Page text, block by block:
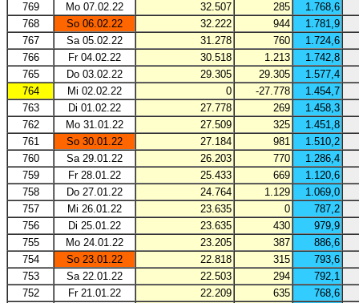
769
Mo 07.02.22 32.507 285
1.768,6
768
So 06.02.22 32.222 944
1.781,9
767
Sa 05.02.22 31.278 760
1.724,6
766
Fr 04.02.22 30.518 1.213
1.742,8
765
Do 03.02.22 29.305 29.305
1.577,4
764
Mi 02.02.22 0 -27.778
1.454,7
763
Di 01.02.22 27.778 269
1.458,3
762
Mo 31.01.22 27.509 325
1.451,8
761
So 30.01.22 27.184 981
1.510,2
760
Sa 29.01.22 26.203 770
1.286,4
759
Fr 28.01.22 25.433 669
1.120,6
758
Do 27.01.22 24.764 1.129
1.069,0
757
Mi 26.01.22 23.635 0
787,2
756
Di 25.01.22 23.635 430
979,9
755
Mo 24.01.22 23.205 387
886,6
754
So 23.01.22 22.818 315
793,6
753
Sa 22.01.22 22.503 294
792,1
752
Fr 21.01.22 22.209 635
768,6